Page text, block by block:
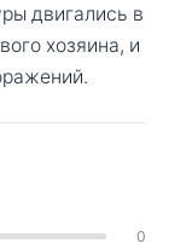
двигались в
хозяина, и
0